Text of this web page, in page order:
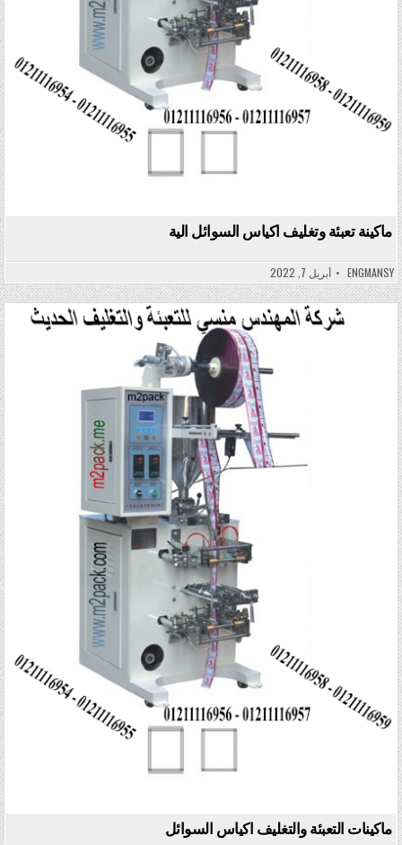
ماكينة تعبئة وتغليف اكياس السوائل الية
ENGMANSY أبريل 7, 2022
ماكينات التعبئة والتغليف اكياس السوائل